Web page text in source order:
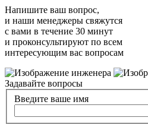
Напишите ваш вопрос,
и наши менеджеры свяжутся
с вами в течение 30 минут
и проконсультируют по всем
интересующим вас вопросам
Задавайте вопросы
Введите ваше имя